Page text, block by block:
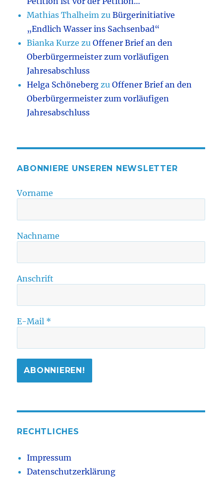
Mathias Thalheim zuBürgerinitiative
„Endlich Wasser ins Sachsenbad“
Bianka Kurze zuOffener Brief an den
Oberbürgermeister zum vorläufigen
Jahresabschluss
Helga Schöneberg zuOffener Brief an den
Oberbürgermeister zum vorläufigen
Jahresabschluss
ABONNIERE UNSEREN NEWSLETTER
Vorname
Nachname
Anschrift
E-Mail *
RECHTLICHES
Impressum
Datenschutzerklärung